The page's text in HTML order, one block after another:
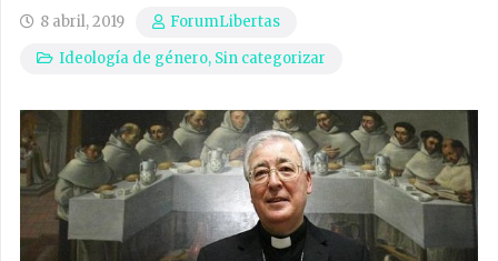
8 abril, 2019
ForumLibertas
Ideología de género, Sin categorizar